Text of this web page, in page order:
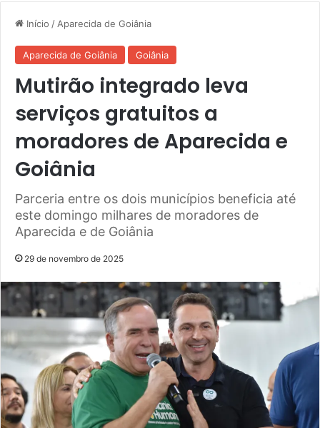
Início / Aparecida de Goiânia
Aparecida de Goiânia Goiânia
Mutirão integrado leva
serviços gratuitos a
moradores de Aparecida e
Goiânia
Parceria entre os dois municípios beneficia até
este domingo milhares de moradores de
Aparecida e de Goiânia
29 de novembro de 2025